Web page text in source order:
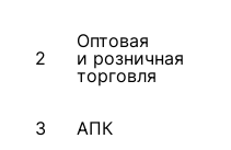
2
Оптовая
и розничная
торговля
3 АПК